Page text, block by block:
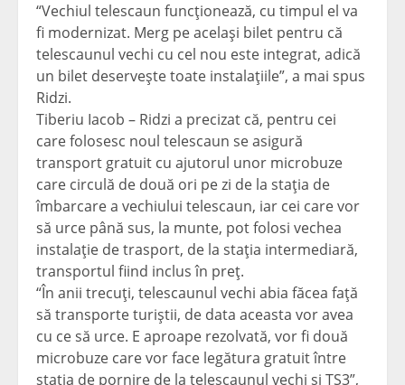
“Vechiul telescaun funcţionează, cu timpul el va
fi modernizat. Merg pe acelaşi bilet pentru că
telescaunul vechi cu cel nou este integrat, adică
un bilet deserveşte toate instalaţiile”, a mai spus
Ridzi.
Tiberiu Iacob – Ridzi a precizat că, pentru cei
care folosesc noul telescaun se asigură
transport gratuit cu ajutorul unor microbuze
care circulă de două ori pe zi de la staţia de
îmbarcare a vechiului telescaun, iar cei care vor
să urce până sus, la munte, pot folosi vechea
instalaţie de trasport, de la staţia intermediară,
transportul fiind inclus în preţ.
“În anii trecuţi, telescaunul vechi abia făcea faţă
să transporte turiştii, de data aceasta vor avea
cu ce să urce. E aproape rezolvată, vor fi două
microbuze care vor face legătura gratuit între
staţia de pornire de la telescaunul vechi şi TS3”,